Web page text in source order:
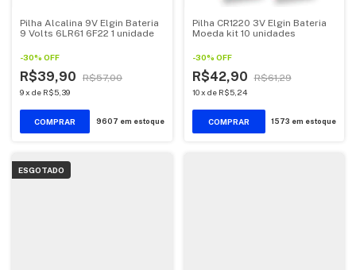
Pilha Alcalina 9V Elgin Bateria
9 Volts 6LR61 6F22 1 unidade
-30% OFF
R$39,90 R$57,00
9x de R$5,39
9607 em estoque
Pilha CR1220 3V Elgin Bateria
Moeda kit 10 unidades
-30% OFF
R$42,90 R$61,29
10 x de R$5,24
1573 em estoque
ESGOTADO